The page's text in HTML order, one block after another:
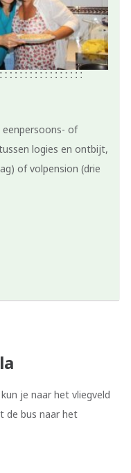
eenpersoons- of
logies en ontbijt,
of volpension (drie
je naar het vliegveld
de bus naar het